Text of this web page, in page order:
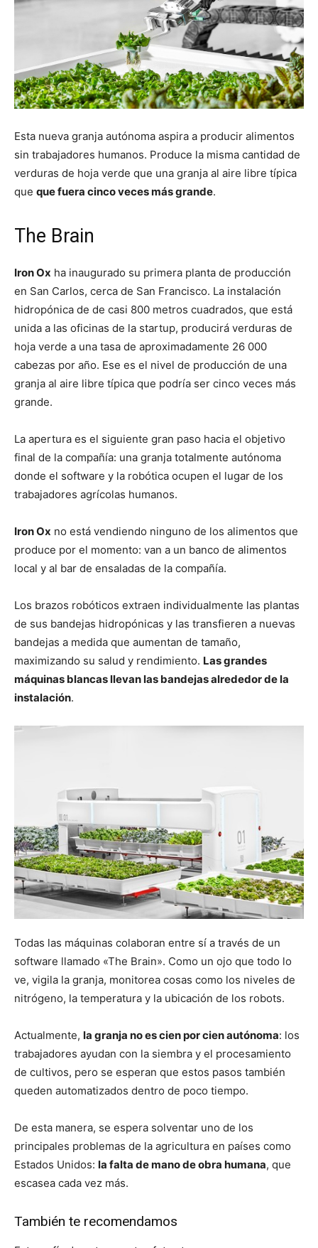
Esta nueva granja autónoma aspira a producir alimentos
sin trabajadores humanos. Produce la misma cantidad de
verduras de hoja verde que una granja al aire libre típica
que que fuera cinco veces más grande.
The Brain
Iron Ox ha inaugurado su primera planta de producción
en San Carlos, cerca de San Francisco. La instalación
hidropónica de de casi 800 metros cuadrados, que está
unida a las oficinas de la startup, producirá verduras de
hoja verde a una tasa de aproximadamente 26 000
cabezas por año. Ese es el nivel de producción de una
granja al aire libre típica que podría ser cinco veces más
grande.
La apertura es el siguiente gran paso hacia el objetivo
final de la compañía: una granja totalmente autónoma
donde el software y la robótica ocupen el lugar de los
trabajadores agrícolas humanos.
Iron Ox no está vendiendo ninguno de los alimentos que
produce por el momento: van a un banco de alimentos
local y al bar de ensaladas de la compañía.
Los brazos robóticos extraen individualmente las plantas
de sus bandejas hidropónicas y las transfieren a nuevas
bandejas a medida que aumentan de tamaño,
maximizando su salud y rendimiento. Las grandes
máquinas blancas llevan las bandejas alrededor de la
instalación.
Todas las máquinas colaboran entre sí a través de un
software llamado «The Brain». Como un ojo que todo lo
ve, vigila la granja, monitorea cosas como los niveles de
nitrógeno, la temperatura y la ubicación de los robots.
Actualmente, la granja no es cien por cien autónoma: los
trabajadores ayudan con la siembra y el procesamiento
de cultivos, pero se esperan que estos pasos también
queden automatizados dentro de poco tiempo.
De esta manera, se espera solventar uno de los
principales problemas de la agricultura en países como
Estados Unidos: la falta de mano de obra humana, que
escasea cada vez más.
También te recomendamos